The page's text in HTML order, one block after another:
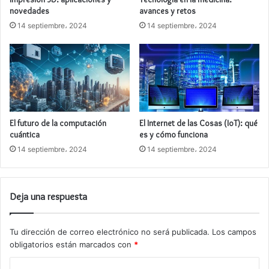
novedades
14 septiembre، 2024
avances y retos
14 septiembre، 2024
El futuro de la computación
cuántica
14 septiembre، 2024
El Internet de las Cosas (IoT): qué
es y cómo funciona
14 septiembre، 2024
Deja una respuesta
Tu dirección de correo electrónico no será publicada. Los campos
obligatorios están marcados con *